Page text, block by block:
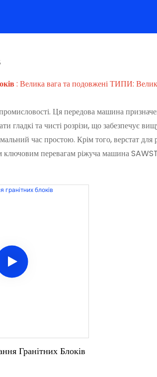
: Велика вага та подовжені ТИПИ:
Ця передова машина
гладкі та чисті розрізи, що
час простою. Крім того, верстат
ключовим перевагам ріжуча машина
Гранітних Блоків